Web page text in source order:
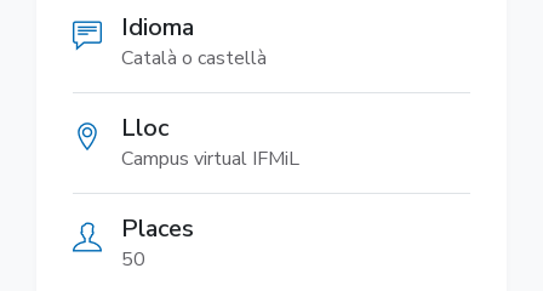
Idioma
Català o castellà
Lloc
Campus virtual IFMiL
Places
50